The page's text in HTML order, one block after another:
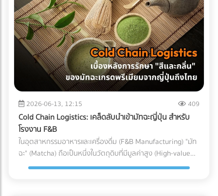
ถูกบรรจุลงตู้คอนเทนเนอร์ สำหรับธุรกิจ SME หรือองค์กรที่
ต้องการเติบโตในตลาดโลกอย่างยั่งยืน การยอมจ่ายค่าบริการที่
สมเหตุสมผลให้กับผู้เชี่ยวชาญ ย่อมเป็นทางเลือกที่ปลอดภัยและ
คุ้มค่ากว่าการยอมเสี่ยงเพื่อประหยัดงบเพียงเล็กน้อย แต่ต้องมา
นั่งเสียใจกับค่าปรับและปัญหาสินค้าติดท่าเรือในภายหลังอย่าง
(Particulate Matter Control) ในกรณีของอุปกรณ์ที่ต้องสัมผัส
กับกระแสเลือดโดยตรง เช่น สายสวนหลอดเลือด (Catheters)
หรือถุงเก็บเลือด ฝุ่นผงเพียงเล็กน้อยที่ปะปนเข้าไปอาจทำให้เกิด
ภาวะลิ่มเลือดอุดตัน หรือการอักเสบขั้นรุนแรงในร่างกายผู้ป่วยได้
ระบบ Cleanroom จะคอยกรองฝุ่นละออง สะเก็ดผิวหนัง หรือ
เส้นผมของพนักงาน ไม่ให้หลุดรอดลงไปในไลน์การผลิตอย่าง
เด็ดขาด 3. การควบคุมอุณหภูมิและความชื้น (Temperature &
Humidity) พลาสติกเกรดการแพทย์บางชนิดมีความไวต่อ
ความชื้นและอุณหภูมิ หากสภาพแวดล้อมแกว่งไปมา อาจส่งผล
ต่อขนาด (Dimension) และความแข็งแรงของชิ้นงาน
Cleanroom จะช่วยรักษาสภาพแวดล้อมให้คงที่ ทำให้ชิ้นส่วน
พลาสติกทุกชิ้นที่ถูกฉีดออกมามีขนาดที่แม่นยำ (Precision) ตาม
ที่วิศวกรออกแบบไว้ การบรรจุภัณฑ์ (Packaging): ขั้นตอนชี้ชะตา
ภายใน Cleanroom จุดบอดที่หลายคนมักมองข้ามคือ
กระบวนการบรรจุ แม้ชิ้นส่วนพลาสติกจะถูกผลิตออกมาอย่าง
Parts) ที่ต้องทนต่อแรงดันและอุณหภูมิที่เปลี่ยนแปลงตลอดเวลา
หากเลือกใช้ชิ้นส่วนที่ไม่ได้มาตรฐาน นี่คือสิ่งที่อาจต้องจ่ายคืนใน
ภายหลัง: 1. ต้นทุนจากของเสียและเวลาสูญเปล่าในไลน์ผลิต
(False Reject & Downtime) อะไหล่ที่ราคาถูกมักจะแลกมากับ
การควบคุมคุณภาพ (QC) ที่หละหลวม สมมติว่ามีการนำ Stop
Valve ที่ไม่ได้มาตรฐานมาประกอบ เมื่อถึงขั้นตอนทดสอบแรงดัน
แล้วพบว่าวาล์วเกิดการรั่วซึม สิ่งที่ตามมาคือโรงงานต้องหยุด
สายพานการผลิต เสียเวลาถอดประกอบใหม่ และสูญเสียต้นทุน
ค่าแรงของพนักงานไปอย่างเปล่าประโยชน์ (Downtime Cost) 2.
ค่าใช้จ่ายในการเคลมสินค้าและชื่อเสียงที่เสียไป (Warranty
Claims & Reputation) "ความทนทาน" คือหัวใจของเครื่องปรับ
อากาศ ชิ้นส่วนอย่าง Accumulator ทำหน้าที่สำคัญในการดักจับ
ของเหลวไม่ให้ไหลกลับเข้าไปทำลายคอมเพรสเซอร์ หาก
Accumulator เกิดสนิมทะลุ หรือดักของเหลวไม่ได้
คอมเพรสเซอร์จะพังก่อนหมดอายุการใช้งานทันที ต้นทุนในการ
2026-06-13, 12:15 409
Cold Chain Logistics: เคล็ดลับนำเข้ามัทฉะญี่ปุ่น สำหรับ
โรงงาน F&B
ในอุตสาหกรรมอาหารและเครื่องดื่ม (F&B Manufacturing) "มัท
ฉะ" (Matcha) ถือเป็นหนึ่งในวัตถุดิบที่มีมูลค่าสูง (High-value
Ingredient) และได้รับความนิยมอย่างต่อเนื่อง แต่ในขณะเดียวกัน